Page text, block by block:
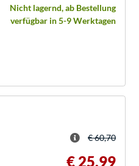
Nicht lagernd, ab Bestellung
verfügbar in 5-9 Werktagen
€ 60,70
€ 25,99